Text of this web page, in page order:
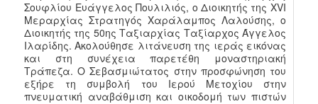
Σουφλίου Ευάγγελος Πουλιλιός, ο Διοικητής της XVI
Μεραρχίας Στρατηγός Χαράλαμπος Λαλούσης, ο
Διοικητής της 50ης Ταξιαρχίας Ταξίαρχος Άγγελος
Ιλαρίδης. Ακολούθησε λιτάνευση της ιεράς εικόνας
και στη συνέχεια παρετέθη μοναστηριακή
Τράπεζα. Ο Σεβασμιώτατος στην προσφώνηση του
εξήρε τη συμβολή του Ιερού Μετοχίου στην
πνευματική αναβάθμιση και οικοδομή των πιστών